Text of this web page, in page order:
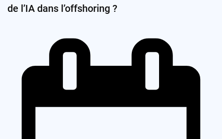
de l’IA dans l’offshoring ?